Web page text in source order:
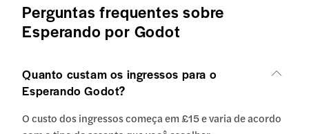
Perguntas frequentes sobre
Esperando por Godot
Quanto custam os ingressos para o
Esperando Godot?
O custo dos ingressos começa em £15 e varia de acordo